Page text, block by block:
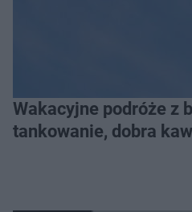
Wakacyjne podróże z
tankowanie, dobra